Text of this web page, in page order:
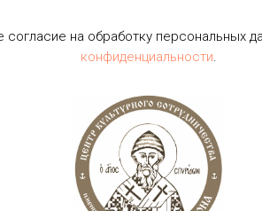
согласие на обработку персональных
конфиденциальности.